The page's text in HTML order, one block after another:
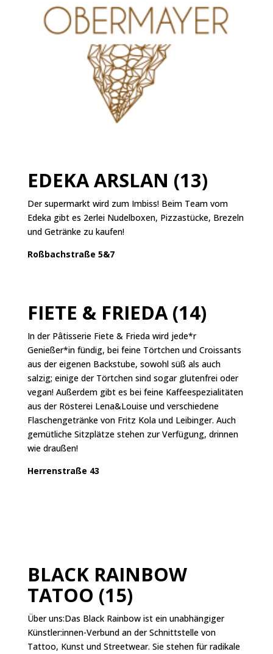
EDEKA ARSLAN (13)
Der supermarkt wird zum Imbiss! Beim Team vom
Edeka gibt es 2erlei Nudelboxen, Pizzastücke, Brezeln
und Getränke zu kaufen!
Roßbachstraße 5&7
FIETE & FRIEDA (14)
In der Pâtisserie Fiete & Frieda wird jede*r
Genießer*in fündig, bei feine Törtchen und Croissants
aus der eigenen Backstube, sowohl süß als auch
salzig; einige der Törtchen sind sogar glutenfrei oder
vegan! Außerdem gibt es bei feine Kaffeespezialitäten
aus der Rösterei Lena&Louise und verschiedene
Flaschengetränke von Fritz Kola und Leibinger. Auch
gemütliche Sitzplätze stehen zur Verfügung, drinnen
wie draußen!
Herrenstraße 43
BLACK RAINBOW
TATOO (15)
Über uns:Das Black Rainbow ist ein unabhängiger
Künstler:innen-Verbund an der Schnittstelle von
Tattoo, Kunst und Streetwear. Sie stehen für radikale